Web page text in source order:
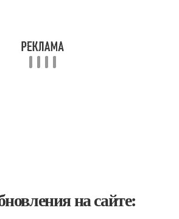
на сайте: